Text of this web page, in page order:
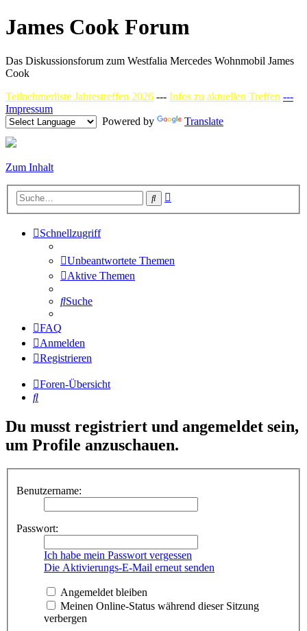
James Cook Forum
Das Diskussionsforum zum Westfalia Mercedes Wohnmobil James
Cook
Teilnehmerliste Jahrestreffen 2026 --- Infos zu aktuellen Treffen ---
Impressum
Powered by
Translate
Zum Inhalt
Suche
Schnellzugriff
Unbeantwortete Themen
Aktive Themen
Suche
FAQ
Anmelden
Registrieren
Foren-Übersicht
Suche
Du musst registriert und angemeldet sein,
um Profile anzuschauen.
Benutzername:
Passwort:
Ich habe mein Passwort vergessen
Die Aktivierungs-E-Mail erneut senden
Angemeldet bleiben
Meinen Online-Status während dieser Sitzung
verbergen